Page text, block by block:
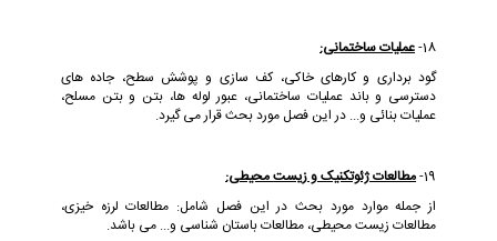
18- عملیات ساختمانی:
گود برداری و کارهای خاکی، کف سازی و پوشش سطح، جاده های
دسترسی و باند عملیات ساختمانی، عبور لوله ها، بتن و بتن مسلح،
عملیات بنائی و... در این فصل مورد بحث قرار می گیرد.
19- مطالعات ژئوتکنیک و زیست محیطی:
از جمله موارد مورد بحث در این فصل شامل: مطالعات لرزه خیزی،
مطالعات زیست محیطی، مطالعات باستان شناسی و... می باشد.